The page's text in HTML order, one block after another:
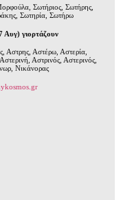
Σωτήριος, Σωτήρης,
Σωτηρία, Σωτήρω
Αυγ) γιορτάζουν
Αστρης, Αστέρω, Αστερία,
Αστρινός, Αστερινός,
Νικάνορας